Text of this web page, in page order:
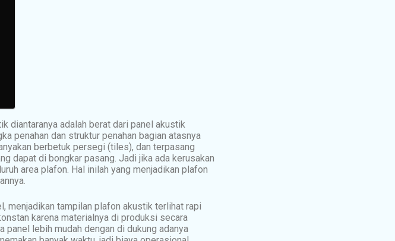
diantaranya adalah berat dari panel akustik
penahan dan struktur penahan bagian atasnya
berbetuk persegi (tiles), dan terpasang
dapat di bongkar pasang. Jadi jika ada kerusakan
area plafon. Hal inilah yang menjadikan plafon
menjadikan tampilan plafon akustik terlihat rapi
karena materialnya di produksi secara
lebih mudah dengan di dukung adanya